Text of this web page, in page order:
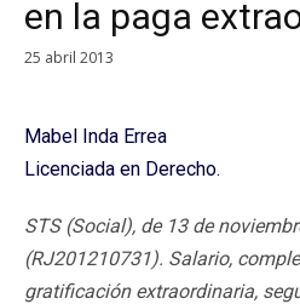
en la paga
25 abril 2013
Mabel Inda Errea
Licenciada en Derecho.
STS (Social), de 13 de
(RJ201210731). Salario,
gratificación extraordinaria,